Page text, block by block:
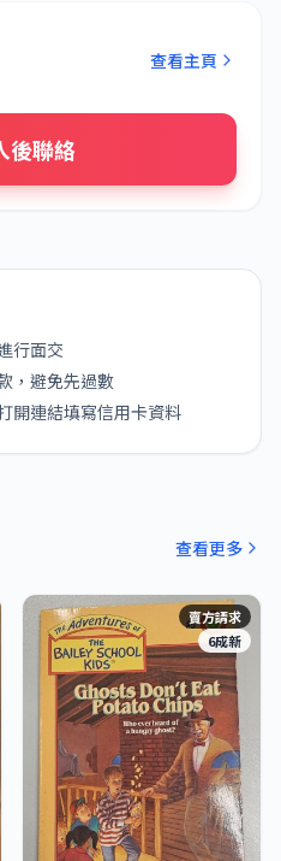
查看主頁
後聯絡
行面交
，避免先過數
開連結填寫信用卡資料
查看更多
賣方請求
6成新